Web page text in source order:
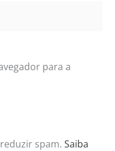
para a
spam. Saiba